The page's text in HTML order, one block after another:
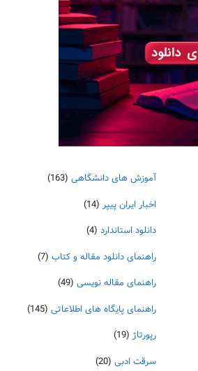
آموزش های دانشگاهی (163)
اخبار ایران پیپر (14)
دانلود استاندارد (4)
راهنمای دانلود مقاله و کتاب (7)
راهنمای مقاله نویسی (49)
راهنمای پایگاه های اطلاعاتی (145)
رپورتاژ (19)
سرقت ادبی (20)